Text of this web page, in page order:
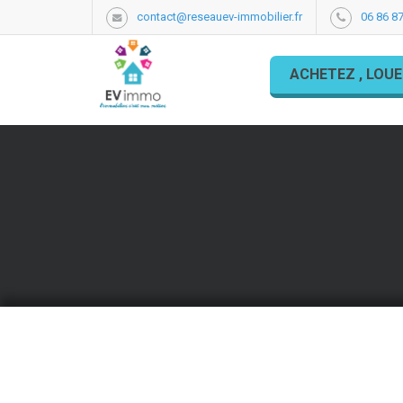
contact@reseauev-immobilier.fr 06 86
ACHETEZ ,